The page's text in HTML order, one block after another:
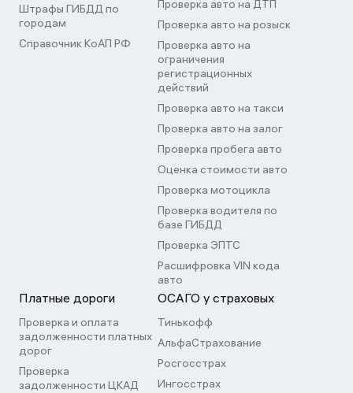
Штрафы ГИБДД по
городам
Справочник КоАП РФ
Проверка авто на ДТП
Проверка авто на розыск
Проверка авто на
ограничения
регистрационных
действий
Проверка авто на такси
Проверка авто на залог
Проверка пробега авто
Оценка стоимости авто
Проверка мотоцикла
Проверка водителя по
базе ГИБДД
Проверка ЭПТС
Расшифровка VIN кода
авто
Платные дороги
Проверка и оплата
задолженности платных
дорог
Проверка
задолженности ЦКАД
ОСАГО у страховых
Тинькофф
АльфаСтрахование
Росгосстрах
Ингосстрах